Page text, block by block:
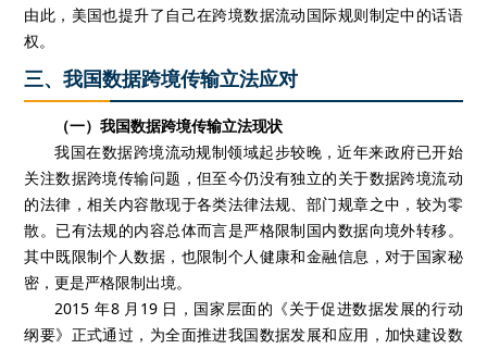
由此，美国也提升了自己在跨境数据流动国际规则制定中的话语
权。
三、我国数据跨境传输立法应对
（一）我国数据跨境传输立法现状
我国在数据跨境流动规制领域起步较晚，近年来政府已开始
关注数据跨境传输问题，但至今仍没有独立的关于数据跨境流动
的法律，相关内容散现于各类法律法规、部门规章之中，较为零
散。已有法规的内容总体而言是严格限制国内数据向境外转移。
其中既限制个人数据，也限制个人健康和金融信息，对于国家秘
密，更是严格限制出境。
2015 年8 月19 日，国家层面的《关于促进数据发展的行动
纲要》正式通过，为全面推进我国数据发展和应用，加快建设数